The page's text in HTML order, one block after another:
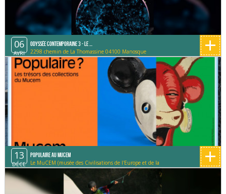
06
AVRI
Odyssée contemporaine 3 - Le ...
2298 chemin de La Thomassine 04100 Manosque +
13
DÉCE
Populaire au MUCEM
Le MuCEM (musée des Civilisations de l'Europe et de la
+